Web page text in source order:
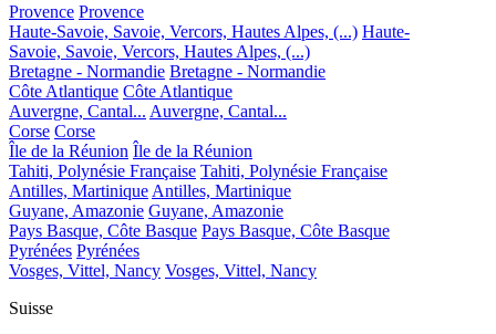
Provence Provence
Haute-Savoie, Savoie, Vercors, Hautes Alpes, (...) Haute-
Savoie, Savoie, Vercors, Hautes Alpes, (...)
Bretagne - Normandie Bretagne - Normandie
Côte Atlantique Côte Atlantique
Auvergne, Cantal... Auvergne, Cantal...
Corse Corse
Île de la Réunion Île de la Réunion
Tahiti, Polynésie Française Tahiti, Polynésie Française
Antilles, Martinique Antilles, Martinique
Guyane, Amazonie Guyane, Amazonie
Pays Basque, Côte Basque Pays Basque, Côte Basque
Pyrénées Pyrénées
Vosges, Vittel, Nancy Vosges, Vittel, Nancy
Suisse